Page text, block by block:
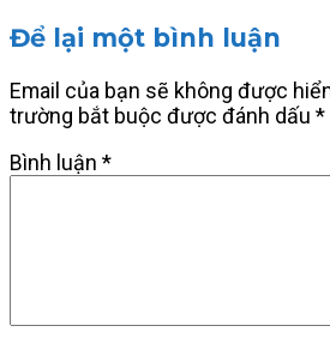
Để lại một bình luận
Email của bạn sẽ không được
trường bắt buộc được đánh dấu *
Bình luận *